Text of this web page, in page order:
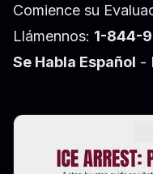
Comience su
Llámennos: 1-844-
Se Habla Español -